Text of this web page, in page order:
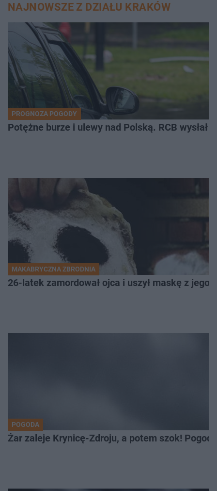
NAJNOWSZE Z DZIAŁU KRAKÓW
PROGNOZA POGODY
Potężne burze i ulewy nad Polską. RCB
MAKABRYCZNA ZBRODNIA
26-latek zamordował ojca i uszył maskę z
POGODA
Żar zaleje Krynicę-Zdroju, a potem szok!